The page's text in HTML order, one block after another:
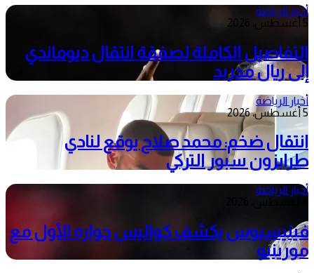
أخبار الرياضة
5 أغسطس، 2026
التفاصيل الكاملة لصفقة انتقال ديوماندي
إلى ريال مدريد
أخبار الرياضة
5 أغسطس، 2026
انتقال ضخم: محمد صلاح يوقع لنادي
طرابزون سبور التركي
أخبار الرياضة
فينيسيوس يكشف كواليس حواره الأول مع
مورينيو